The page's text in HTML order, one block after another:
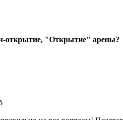
открытие, "Открытие" арены?